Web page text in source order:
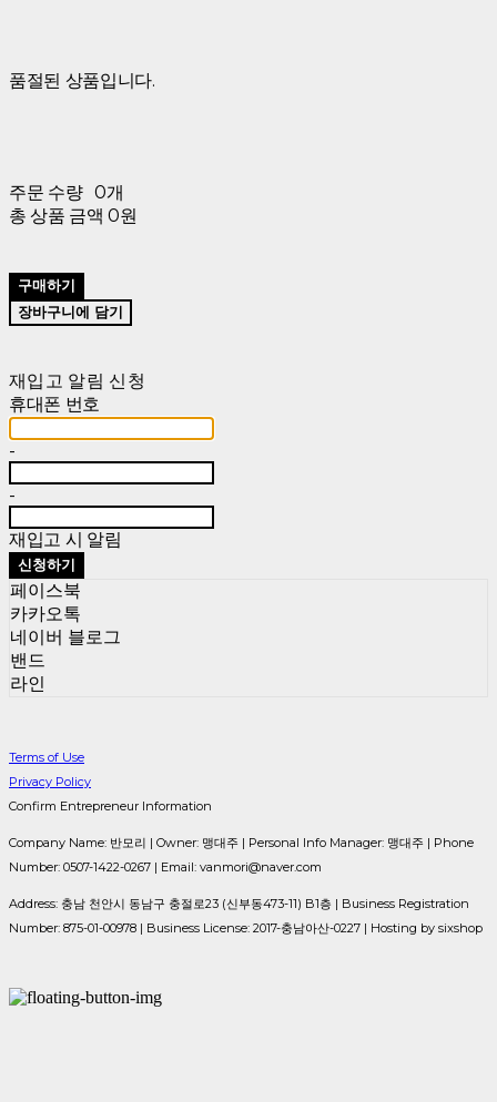
품절된 상품입니다.
주문 수량 0개
총 상품 금액 0원
구매하기
장바구니에 담기
재입고 알림 신청
휴대폰 번호
-
-
재입고 시 알림
신청하기
페이스북
카카오톡
네이버 블로그
밴드
라인
Terms of Use
Privacy Policy
Confirm Entrepreneur Information
Company Name: 반모리 | Owner: 맹대주 | Personal Info Manager: 맹대주 | Phone
Number: 0507-1422-0267 | Email: vanmori@naver.com
Address: 충남 천안시 동남구 충절로23 (신부동473-11) B1층 | Business Registration
Number: 875-01-00978 | Business License: 2017-충남아산-0227 | Hosting by sixshop